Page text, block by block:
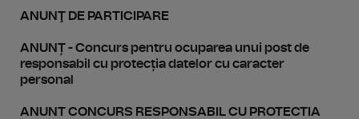
ANUNŢ DE PARTICIPARE
ANUNȚ - Concurs pentru ocuparea unui post de
responsabil cu protecția datelor cu caracter
personal
ANUNT CONCURS RESPONSABIL CU PROTECTIA